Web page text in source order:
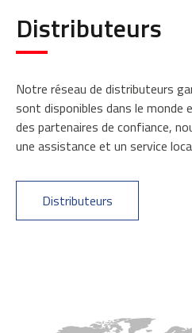
Distributeurs
Notre réseau de distributeurs
sont disponibles dans le monde
des partenaires de confiance,
une assistance et un service
Distributeurs